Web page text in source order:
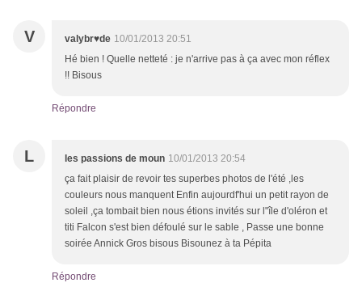
V valybr♥de 10/01/2013 20:51
Hé bien ! Quelle netteté : je n'arrive pas à ça avec mon réflex
!! Bisous
Répondre
L les passions de moun 10/01/2013 20:54
ça fait plaisir de revoir tes superbes photos de l'été ,les
couleurs nous manquent Enfin aujourdf'hui un petit rayon de
soleil ,ça tombait bien nous étions invités sur l"île d'oléron et
titi Falcon s'est bien défoulé sur le sable , Passe une bonne
soirée Annick Gros bisous Bisounez à ta Pépita
Répondre